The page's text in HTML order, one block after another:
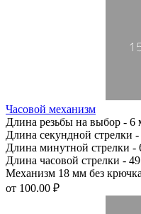
Часовой механизм
Длина резьбы на выбор -
Длина секундной стрелки
Длина минутной стрелки -
Длина часовой стрелки -
Механизм 18 мм без крючка
от 100.00 ₽